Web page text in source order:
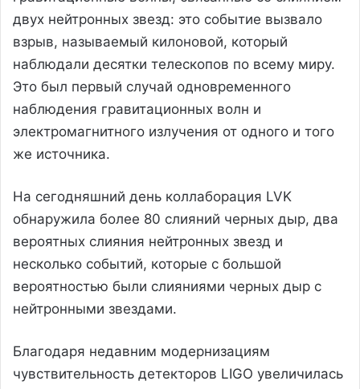
двух нейтронных звезд: это событие вызвало
взрыв, называемый килоновой, который
наблюдали десятки телескопов по всему миру.
Это был первый случай одновременного
наблюдения гравитационных волн и
электромагнитного излучения от одного и того
же источника.
На сегодняшний день коллаборация LVK
обнаружила более 80 слияний черных дыр, два
вероятных слияния нейтронных звезд и
несколько событий, которые с большой
вероятностью были слияниями черных дыр с
нейтронными звездами.
Благодаря недавним модернизациям
чувствительность детекторов LIGO увеличилась